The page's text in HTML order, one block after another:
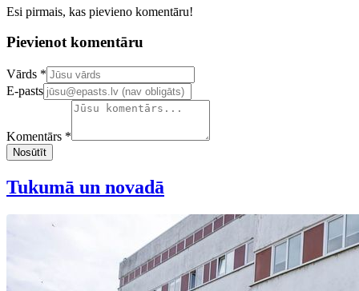
Esi pirmais, kas pievieno komentāru!
Pievienot komentāru
Confirm your email address
Vārds *
E-pasts
Komentārs *
Nosūtīt
Tukumā un novadā